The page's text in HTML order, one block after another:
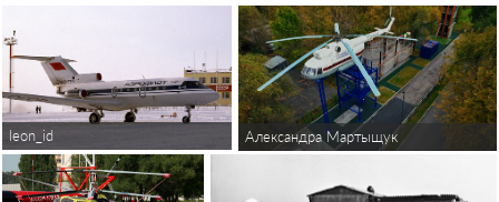
leon_id Александра Мартыщук